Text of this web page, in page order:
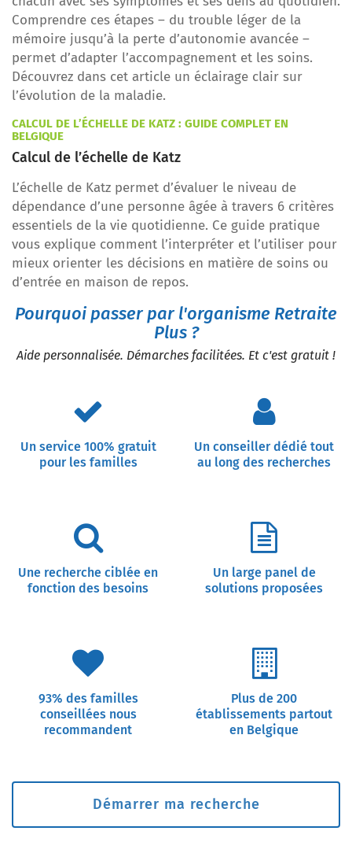
Comprendre ces étapes – du trouble léger de la
mémoire jusqu’à la perte d’autonomie avancée –
permet d’adapter l’accompagnement et les soins.
Découvrez dans cet article un éclairage clair sur
l’évolution de la maladie.
CALCUL DE L’ÉCHELLE DE KATZ : GUIDE COMPLET EN
BELGIQUE
Calcul de l’échelle de Katz
L’échelle de Katz permet d’évaluer le niveau de
dépendance d’une personne âgée à travers 6 critères
essentiels de la vie quotidienne. Ce guide pratique
vous explique comment l’interpréter et l’utiliser pour
mieux orienter les décisions en matière de soins ou
d’entrée en maison de repos.
Pourquoi passer par l'organisme Retraite
Plus ?
Aide personnalisée. Démarches facilitées. Et c'est gratuit !
Un service 100% gratuit
pour les familles
Un conseiller dédié tout
au long des recherches
Une recherche ciblée en
fonction des besoins
Un large panel de
solutions proposées
93% des familles
conseillées nous
recommandent
Plus de 200
établissements partout
en Belgique
Démarrer ma recherche